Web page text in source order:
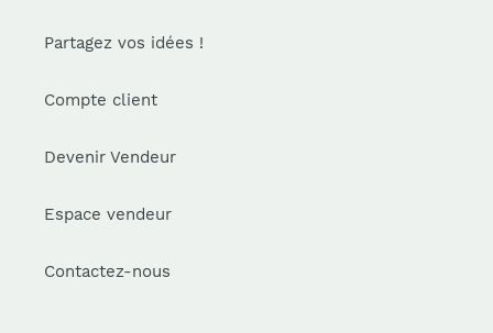
Partagez vos idées !
Compte client
Devenir Vendeur
Espace vendeur
Contactez-nous